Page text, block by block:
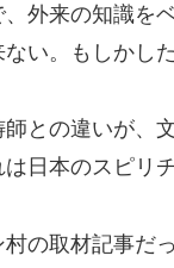
外来の知識を
い。もしかし
との違いが、
日本のスピリ
の取材記事だ